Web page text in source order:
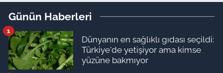
Günün Haberleri
Dünyanın en sağlıklı gıdası seçildi:
Türkiye'de yetişiyor ama kimse
yüzüne bakmıyor
1